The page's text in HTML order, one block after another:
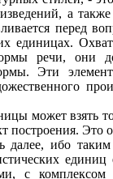
а
перед
единицах.
речи, они
Эти
может взять
Это
далее, ибо
с